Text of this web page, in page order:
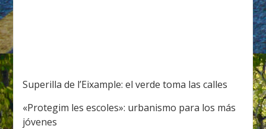
Superilla de l’Eixample: el verde toma las calles
«Protegim les escoles»: urbanismo para los más
jóvenes